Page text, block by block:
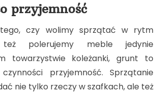
przyjemność
tego, czy wolimy sprzątać w rytm
polerujemy meble jedynie
towarzystwie koleżanki, grunt to
przyjemność. Sprzątanie
nie tylko rzeczy w szafkach, ale też